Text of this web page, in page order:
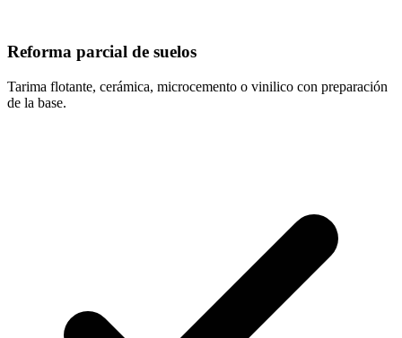
Reforma parcial de suelos
Tarima flotante, cerámica, microcemento o vinilico con preparación
de la base.